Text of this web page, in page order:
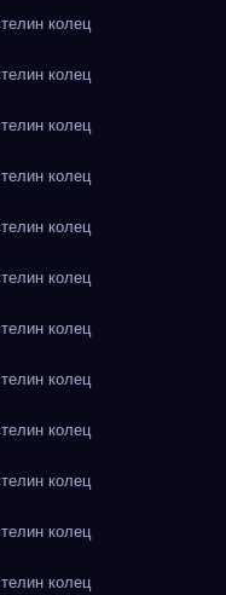
колец
колец
колец
колец
колец
колец
колец
колец
колец
колец
колец
колец